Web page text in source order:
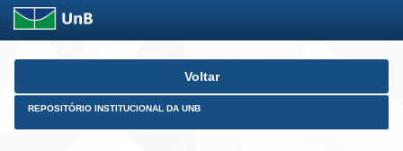
Skip
Voltar
REPOSITÓRIO INSTITUCIONAL DA UNB